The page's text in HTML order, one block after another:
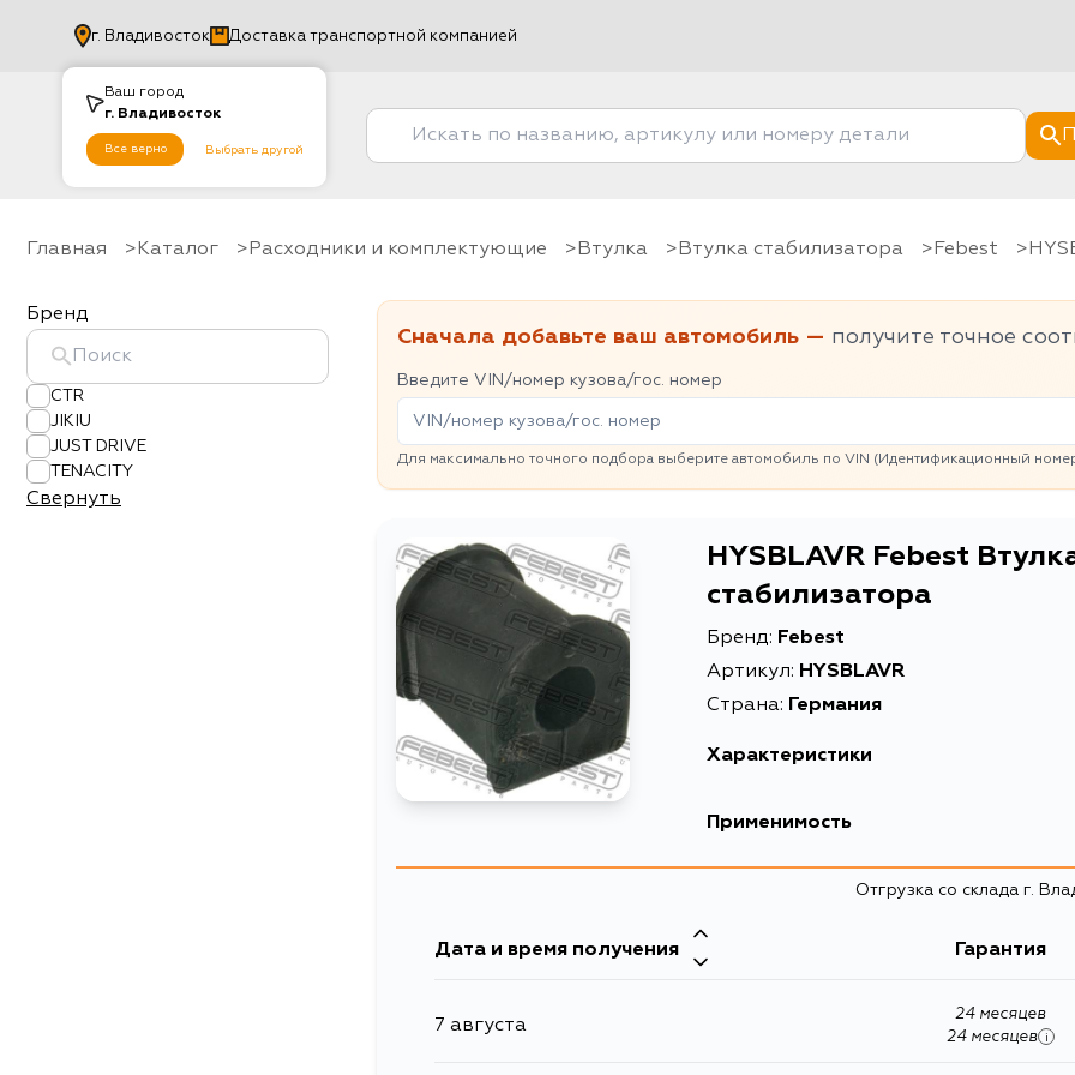
Ваш город
г. Владивосток
Все верно Выбрать другой
г. Владивосток Доставка транспортной компанией
Главная Каталог Расходники и комплектующие Втулка Втулка стабилизатора Febest
Бренд
CTR
JIKIU
JUST DRIVE
TENACITY
Свернуть
Сначала добавьте ваш автомобиль — получите точное
Введите VIN/номер кузова/гос. номер
Для максимально точного подбора выберите автомобиль по VIN (Идентификационный
HYSBLAVR Febest
стабилизатора
Бренд: Febest
Артикул: HYSBLAVR
Страна: Германия
Характеристики
EAN-13
Применимость
Отгрузка со склада г.
Дата и время получения Гарантия
7 августа
24 месяцев
24 месяцев
i